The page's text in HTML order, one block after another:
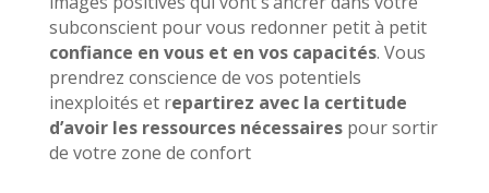
subconscient pour vous redonner petit à petit
confiance en vous et en vos capacités. Vous
prendrez conscience de vos potentiels
inexploités et repartirez avec la certitude
d’avoir les ressources nécessairespour sortir
de votre zone de confort